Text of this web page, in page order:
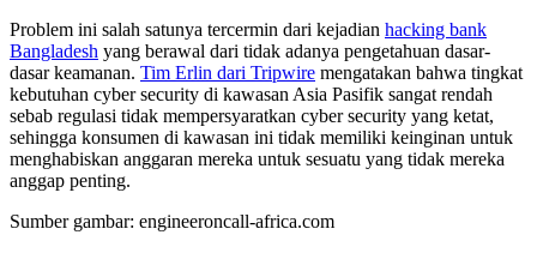
Problem ini salah satunya tercermin dari kejadian hacking bank
Bangladesh yang berawal dari tidak adanya pengetahuan dasar-
dasar keamanan. Tim Erlin dari Tripwire mengatakan bahwa tingkat
kebutuhan cyber security di kawasan Asia Pasifik sangat rendah
sebab regulasi tidak mempersyaratkan cyber security yang ketat,
sehingga konsumen di kawasan ini tidak memiliki keinginan untuk
menghabiskan anggaran mereka untuk sesuatu yang tidak mereka
anggap penting.
Sumber gambar: engineeroncall-africa.com